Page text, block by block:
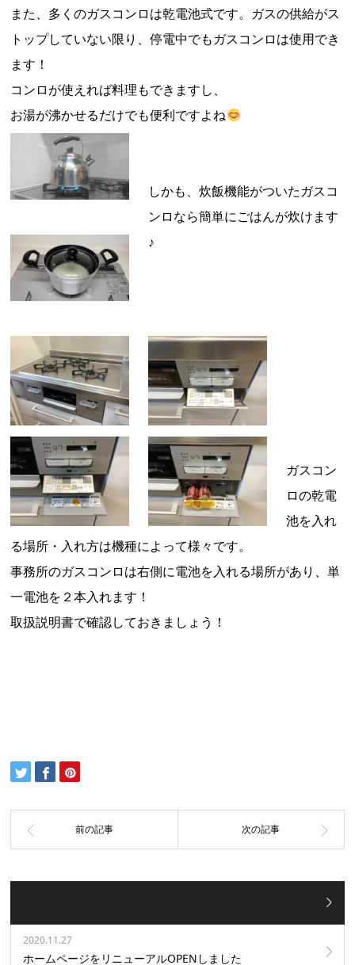
また、多くのガスコンロは乾電池式です。ガスの供給がス
トップしていない限り、停電中でもガスコンロは使用でき
ます！
コンロが使えれば料理もできますし、
お湯が沸かせるだけでも便利ですよね
しかも、炊飯機能がついたガスコ
ンロなら簡単にごはんが炊けます
♪
ガスコン
ロの乾電
池を入れ
る場所・入れ方は機種によって様々です。
事務所のガスコンロは右側に電池を入れる場所があり、単
一電池を２本入れます！
取扱説明書で確認しておきましょう！
2020.11.27
ホームページをリニューアルOPENしました